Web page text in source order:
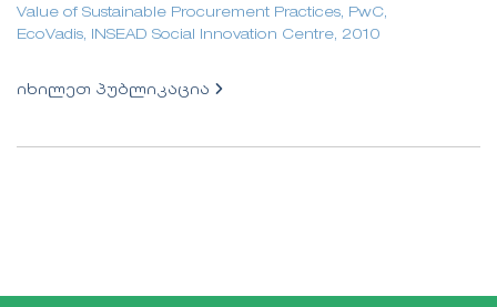
Value of Sustainable Procurement Practices, PwC,
EcoVadis, INSEAD Social Innovation Centre, 2010
იხილეთ პუბლიკაცია